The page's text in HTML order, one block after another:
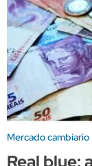
Mercado cambiario
Real blue: